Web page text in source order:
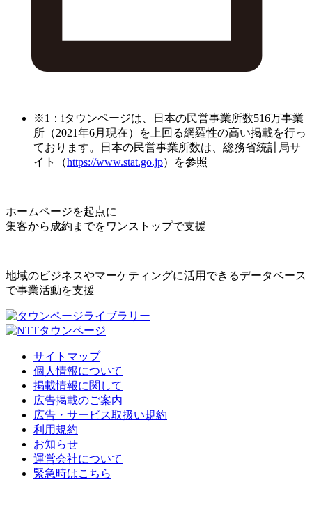
※1：iタウンページは、日本の民営事業所数516万事業
所（2021年6月現在）を上回る網羅性の高い掲載を行っ
ております。日本の民営事業所数は、総務省統計局サ
イト（https://www.stat.go.jp）を参照
ホームページを起点に
集客から成約までをワンストップで支援
地域のビジネスやマーケティングに活用できるデータベース
で事業活動を支援
サイトマップ
個人情報について
掲載情報に関して
広告掲載のご案内
広告・サービス取扱い規約
利用規約
お知らせ
運営会社について
緊急時はこちら